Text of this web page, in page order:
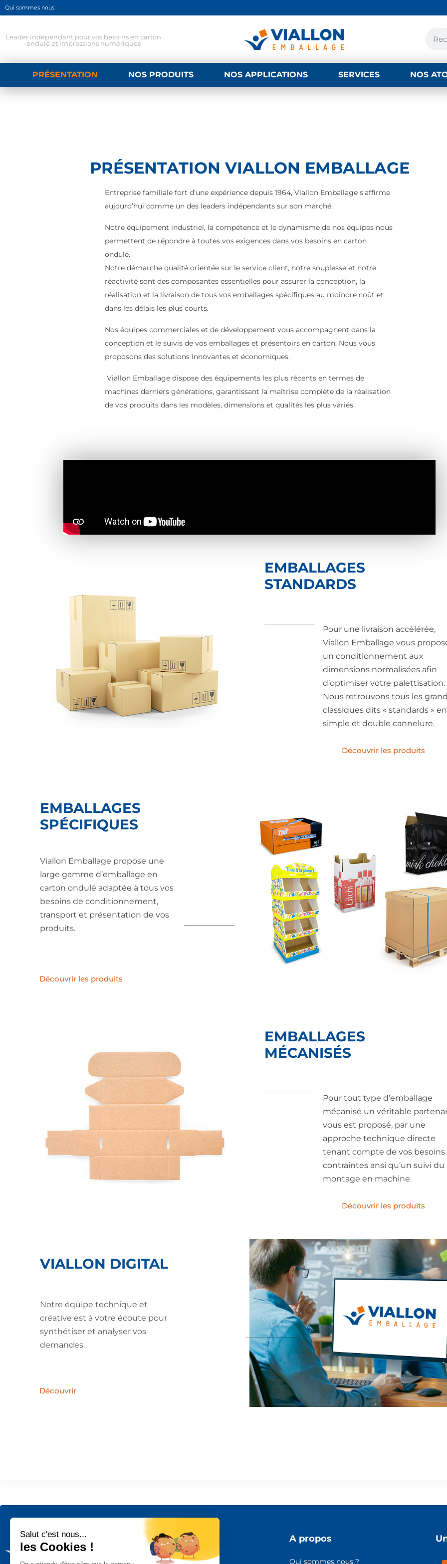
Qui sommes nous
Leader indépendant pour vos besoins en carton
ondulé et impressions numériques
PRÉSENTATION NOS PRODUITS NOS APPLICATIONS SERVICES NOS
PRÉSENTATION VIALLON EMBALLAGE
Entreprise familiale fort d’une expérience depuis 1964, Viallon Emballage s’affirme
aujourd’hui comme un des leaders indépendants sur son marché.
Notre équipement industriel, la compétence et le dynamisme de nos équipes nous
permettent de répondre à toutes vos exigences dans vos besoins en carton
ondulé.
Notre démarche qualité orientée sur le service client, notre souplesse et notre
réactivité sont des composantes essentielles pour assurer la conception, la
réalisation et la livraison de tous vos emballages spécifiques au moindre coût et
dans les délais les plus courts.
Nos équipes commerciales et de développement vous accompagnent dans la
conception et le suivis de vos emballages et présentoirs en carton. Nous vous
proposons des solutions innovantes et économiques.
Viallon Emballage dispose des équipements les plus récents en termes de
machines derniers générations, garantissant la maîtrise complète de la réalisation
de vos produits dans les modèles, dimensions et qualités les plus variés.
EMBALLAGES
STANDARDS
Pour une livraison accélérée,
Viallon Emballage vous
un conditionnement aux
dimensions normalisées afin
d’optimiser votre palettisation.
Nous retrouvons tous les
classiques dits « standards » en
simple et double cannelure.
Découvrir les produits
EMBALLAGES
SPÉCIFIQUES
Viallon Emballage propose une
large gamme d’emballage en
carton ondulé adaptée à tous vos
besoins de conditionnement,
transport et présentation de vos
produits.
Découvrir les produits
EMBALLAGES
MÉCANISÉS
Pour tout type d’emballage
mécanisé un véritable
vous est proposé, par une
approche technique directe
tenant compte de vos besoins
contraintes ansi qu’un suivi du
montage en machine.
Découvrir les produits
VIALLON DIGITAL
créative est à votre écoute pour
demandes.
Découvrir
Nos produits A propos
Qui sommes nous ?